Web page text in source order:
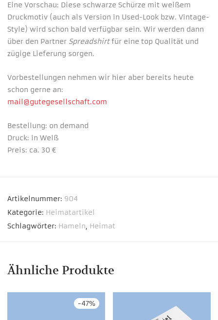
Eine Vorschau: Diese schwarze Schürze mit weißem
Druckmotiv (auch als Version in Used-Look bzw. Vintage-
Style) wird schon bald verfügbar sein. Wir werden dann
über den Partner Spreadshirtfür eine top Qualität und
zügige Lieferung sorgen.
Vorbestellungen nehmen wir hier aber bereits heute
schon gerne an:
mail@gutegesellschaft.com
Bestellung: on demand
Druck: in Weiß
Preis: ca. 30 €
Artikelnummer: 904
Kategorie: Heimatartikel
Schlagwörter: Hameln, Heimat
Ähnliche Produkte
-47%